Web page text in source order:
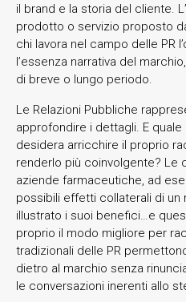
il brand e la storia del cliente.
prodotto o servizio proposto
chi lavora nel campo delle PR
l’essenza narrativa del
di breve o lungo periodo.
Le Relazioni Pubbliche
approfondire i dettagli. E
desidera arricchire il proprio
renderlo più coinvolgente? Le
aziende farmaceutiche, ad
possibili effetti collaterali di
illustrato i suoi benefici…e
proprio il modo migliore per
tradizionali delle PR
dietro al marchio senza
le conversazioni inerenti allo